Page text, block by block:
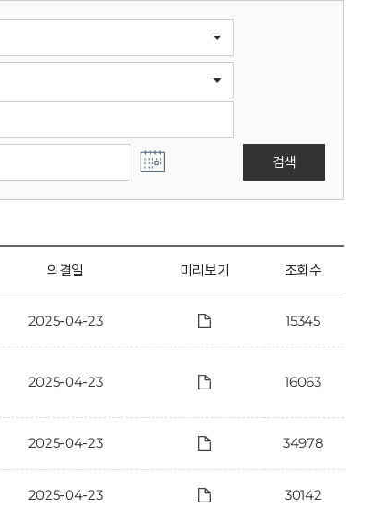
검색
의결일 미리보기 조회수
2025-04-23 15345
2025-04-23 16063
2025-04-23 34978
2025-04-23 30142